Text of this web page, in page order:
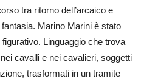
tra ritorno dell’arcaico e
Marino Marini è stato
Linguaggio che trova
cavalli e nei cavalieri, soggetti
trasformati in un tramite